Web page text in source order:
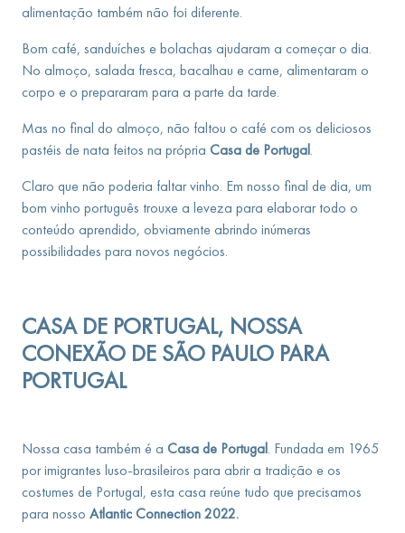
alimentação também não foi diferente.
Bom café, sanduíches e bolachas ajudaram a começar o dia.
No almoço, salada fresca, bacalhau e carne, alimentaram o
corpo e o prepararam para a parte da tarde.
Mas no final do almoço, não faltou o café com os deliciosos
pastéis de nata feitos na própria Casa de Portugal.
Claro que não poderia faltar vinho. Em nosso final de dia, um
bom vinho português trouxe a leveza para elaborar todo o
conteúdo aprendido, obviamente abrindo inúmeras
possibilidades para novos negócios.
CASA DE PORTUGAL, NOSSA
CONEXÃO DE SÃO PAULO PARA
PORTUGAL
Nossa casa também é a Casa de Portugal. Fundada em 1965
por imigrantes luso-brasileiros para abrir a tradição e os
costumes de Portugal, esta casa reúne tudo que precisamos
para nosso Atlantic Connection 2022.